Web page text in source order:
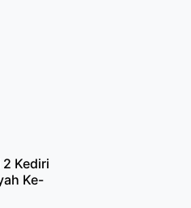
Kediri
Ke-